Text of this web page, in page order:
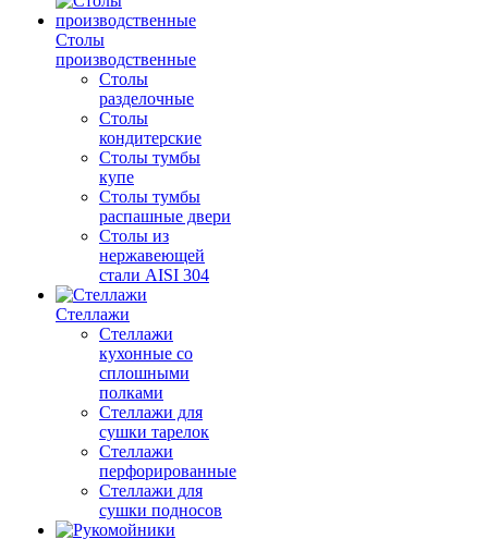
Столы
производственные
Столы
разделочные
Столы
кондитерские
Столы тумбы
купе
Столы тумбы
распашные двери
Столы из
нержавеющей
стали AISI 304
Стеллажи
Стеллажи
кухонные со
сплошными
полками
Стеллажи для
сушки тарелок
Стеллажи
перфорированные
Стеллажи для
сушки подносов